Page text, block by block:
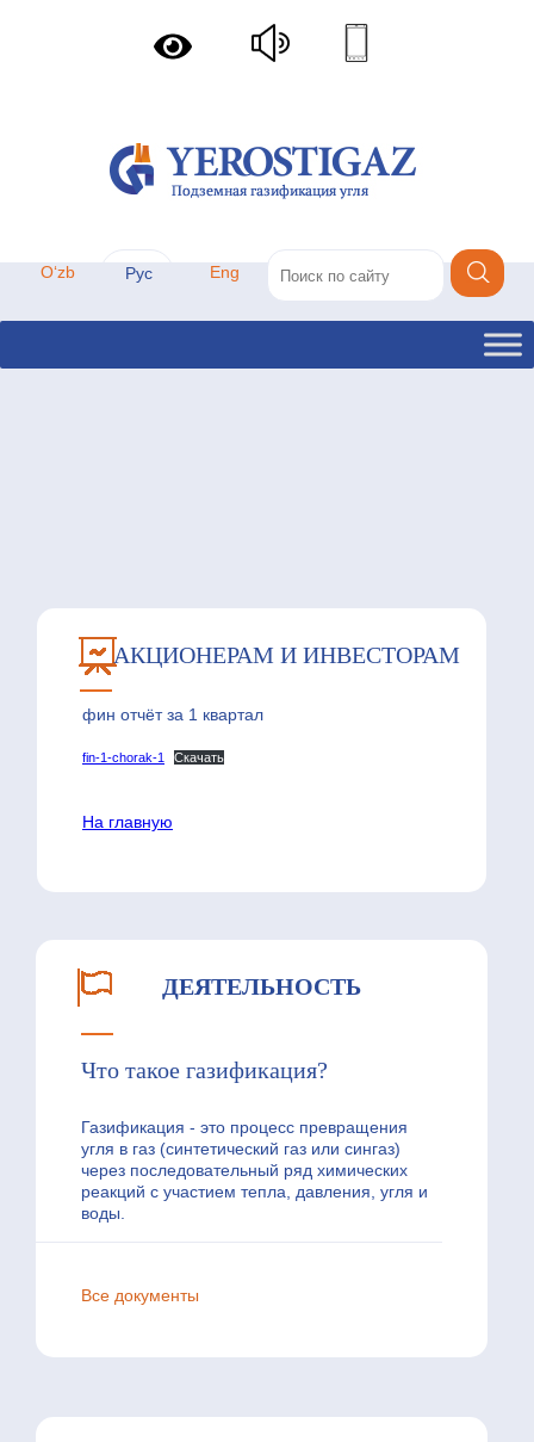
Oʻzb Рус Eng
АКЦИОНЕРАМ И ИНВЕСТОРАМ
фин отчёт за 1 квартал
fin-1-chorak-1 Скачать
На главную
ДЕЯТЕЛЬНОСТЬ
Что такое газификация?
Газификация - это процесс превращения
угля в газ (синтетический газ или сингаз)
через последовательный ряд химических
реакций с участием тепла, давления, угля и
воды.
Все документы